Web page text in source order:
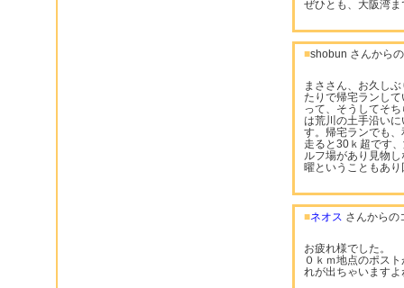
ぜひとも、大阪湾
■shobun さんから
まささん、お久し
たりで帰宅ランし
って、そうしてそ
は荒川の土手沿い
す。帰宅ランでも
走ると30ｋ超です
ルフ場があり見物
曜ということもあ
■ネオス さんからの
お疲れ様でした。
０ｋｍ地点のポス
れが出ちゃいます